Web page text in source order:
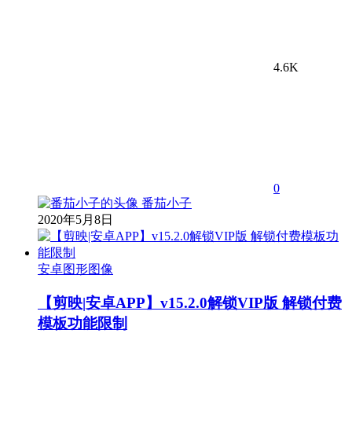
4.6K
0
番茄小子
2020年5月8日
安卓图形图像
【剪映|安卓APP】v15.2.0解锁VIP版 解锁付费
模板功能限制